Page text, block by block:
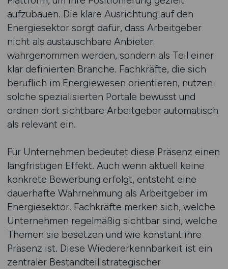
aufzubauen. Die klare Ausrichtung auf den
Energiesektor sorgt dafür, dass Arbeitgeber
nicht als austauschbare Anbieter
wahrgenommen werden, sondern als Teil einer
klar definierten Branche. Fachkräfte, die sich
beruflich im Energiewesen orientieren, nutzen
solche spezialisierten Portale bewusst und
ordnen dort sichtbare Arbeitgeber automatisch
als relevant ein.
Für Unternehmen bedeutet diese Präsenz einen
langfristigen Effekt. Auch wenn aktuell keine
konkrete Bewerbung erfolgt, entsteht eine
dauerhafte Wahrnehmung als Arbeitgeber im
Energiesektor. Fachkräfte merken sich, welche
Unternehmen regelmäßig sichtbar sind, welche
Themen sie besetzen und wie konstant ihre
Präsenz ist. Diese Wiedererkennbarkeit ist ein
zentraler Bestandteil strategischer